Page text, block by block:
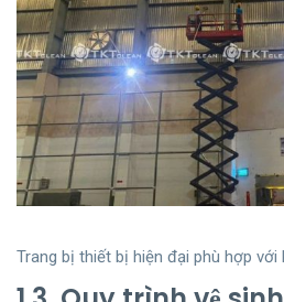
Trang bị thiết bị hiện đại phù hợp